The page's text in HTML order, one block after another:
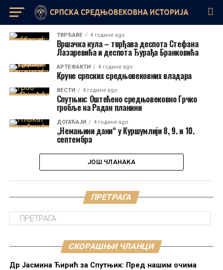
ТВРЂАВЕ 4 године ago
Вршачка кула – тврђава деспота Стефана
Лазаревића и деспота Ђурађа Бранковића
АРТЕФАКТИ 4 године ago
Круне српских средњовековних владара
ВЕСТИ 4 године ago
Спутњик: Оштећено средњовековно Грчко
гробље на Радан планини
ДОГАЂАЈИ 4 године ago
„Немањини дани“ у Куршумлији 8, 9. и 10.
септембра
ЈОШ ЧЛАНАКА
ПРЕТРАГА
СКОРАШЊИ ЧЛАНЦИ
Др Јасмина Ћирић за Спутњик: Пред нашим очима